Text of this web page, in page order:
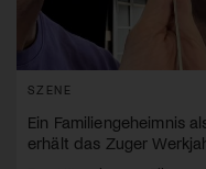
SZENE
Ein Familiengeheimnis
erhält das Zuger